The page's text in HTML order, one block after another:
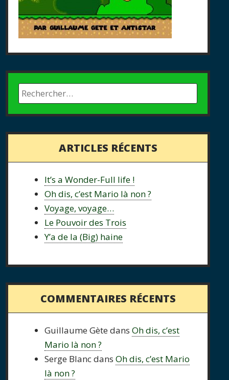
ARTICLES RÉCENTS
It’s a Wonder-Full life !
Oh dis, c’est Mario là non ?
Voyage, voyage…
Le Pouvoir des Trois
Y’a de la (Big) haine
COMMENTAIRES RÉCENTS
Guillaume Gète dansOh dis, c’est
Mario là non ?
Serge BlancdansOh dis, c’est Mario
là non ?